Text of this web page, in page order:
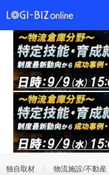
独自取材 物流施設/不動産